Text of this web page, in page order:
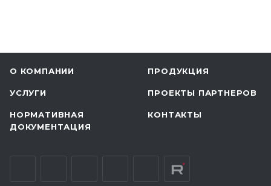
О КОМПАНИИ ПРОДУКЦИЯ
УСЛУГИ ПРОЕКТЫ ПАРТНЕРОВ
НОРМАТИВНАЯ
ДОКУМЕНТАЦИЯ
КОНТАКТЫ